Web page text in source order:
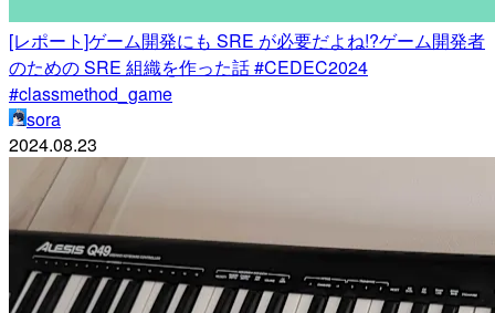
[レポート]ゲーム開発にも SRE が必要だよね!?ゲーム開発者
のための SRE 組織を作った話 #CEDEC2024
#classmethod_game
sora
2024.08.23